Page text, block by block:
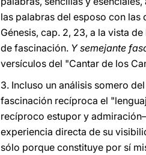
las palabras del esposo con las
Génesis, cap. 2, 23, a la vista
de fascinación. Y semejante
versículos del "Cantar de los
3. Incluso un análisis somero
fascinación recíproca el
recíproco estupor y
experiencia directa de su
sólo porque constituye por sí